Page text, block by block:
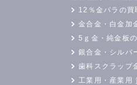
12％金パラの買
金合金・白金加
5ｇ金・純金板
銀合金・シルバ
歯科スクラップ
工業用・産業用